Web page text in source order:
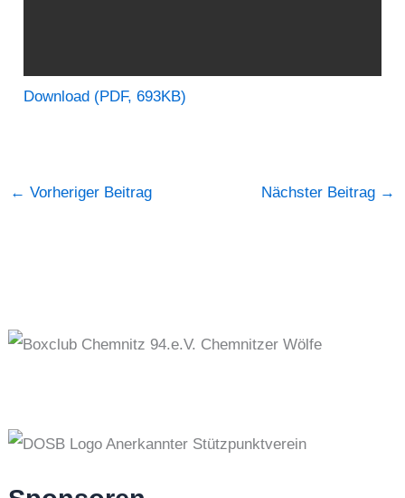
Download (PDF, 693KB)
← Vorheriger Beitrag Nächster Beitrag →